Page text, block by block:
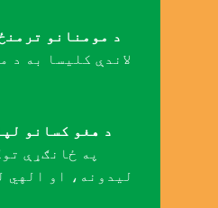
د مومنانو
لاندې کلیسا به د
د هغو کسانو
په ځانګړې
لیدونه، او الهي